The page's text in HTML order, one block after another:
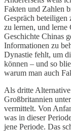
Fakten und Zahlen
Gespräch beteiligen
zu lernen, und lerne
Geschichte Chinas
Informationen zu
Dynastie fehlt, um
können – und so
warum man auch
Als dritte
Großbritannien
vermittelt. Von
was in dieser
jene Periode. Das